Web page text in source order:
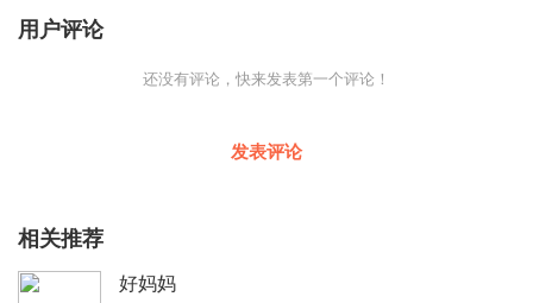
用户评论
还没有评论，快来发表第一个评论！
发表评论
相关推荐
好妈妈